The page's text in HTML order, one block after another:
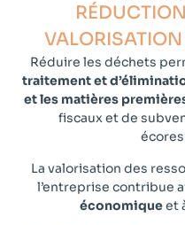
Réduire les déchets
traitement et
et les matières
fiscaux et de
La valorisation des
l’entreprise contribue
économiqueet